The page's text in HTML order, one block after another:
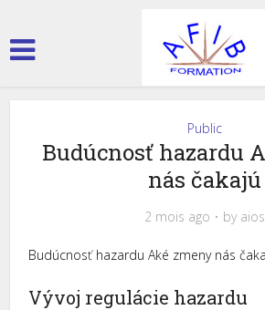
Public
Budúcnosť hazardu
nás čakajú
2 mois ago by aios
Budúcnosť hazardu Aké zmeny nás
Vývoj regulácie hazardu